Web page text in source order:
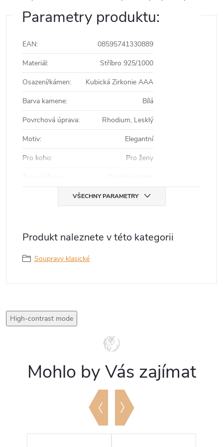
Parametry produktu:
EAN:
08595741330889
Materiál:
Stříbro 925/1000
Osazení/kámen:
Kubická Zirkonie AAA
Barva kamene:
Bílá
Povrchová úprava:
Rhodium, Lesklý
Motiv:
Elegantní
Pro koho:
Pro ženy
VŠECHNY PARAMETRY
Produkt naleznete v této kategorii
Soupravy klasické
High-contrast mode
Mohlo by Vás zajímat